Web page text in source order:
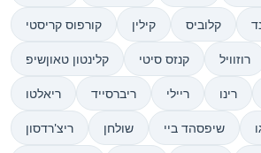
קורפוס קריסטי קילין קלוביס
קלינטון טאוןשיפ קנזס סיטי רוזוויל
ריאלטו ריברסייד ריילי רינו
ריצ'רדסון שולחן שיפסהד ביי